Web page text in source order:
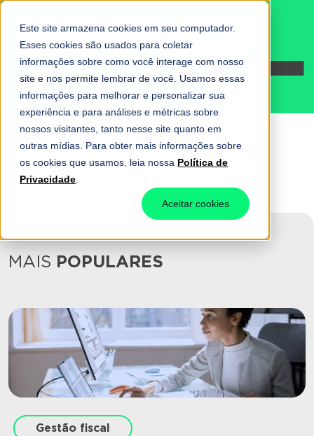
Este site armazena cookies em seu computador.
Esses cookies são usados para coletar
informações sobre como você interage com nosso
site e nos permite lembrar de você. Usamos essas
informações para melhorar e personalizar sua
experiência e para análises e métricas sobre
nossos visitantes, tanto nesse site quanto em
outras mídias. Para obter mais informações sobre
os cookies que usamos, leia nossa Política de
Privacidade
Aceitar cookies
Fale conosco
Gestão fiscal
Home- Gestão fiscal
MAIS POPULARES
Gestão fiscal